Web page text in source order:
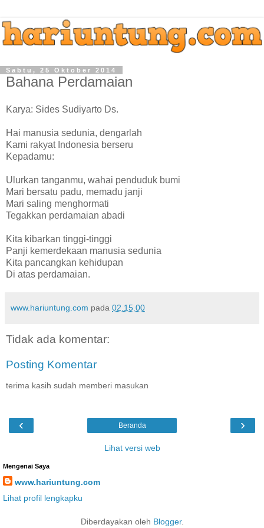
Sabtu, 25 Oktober 2014
Bahana Perdamaian
Karya: Sides Sudiyarto Ds.
Hai manusia sedunia, dengarlah
Kami rakyat Indonesia berseru
Kepadamu:
Ulurkan tanganmu, wahai penduduk bumi
Mari bersatu padu, memadu janji
Mari saling menghormati
Tegakkan perdamaian abadi
Kita kibarkan tinggi-tinggi
Panji kemerdekaan manusia sedunia
Kita pancangkan kehidupan
Di atas perdamaian.
www.hariuntung.com pada 02.15.00
Tidak ada komentar:
Posting Komentar
terima kasih sudah memberi masukan
‹ ›
Beranda
Lihat versi web
Mengenai Saya
www.hariuntung.com
Lihat profil lengkapku
Diberdayakan oleh Blogger.